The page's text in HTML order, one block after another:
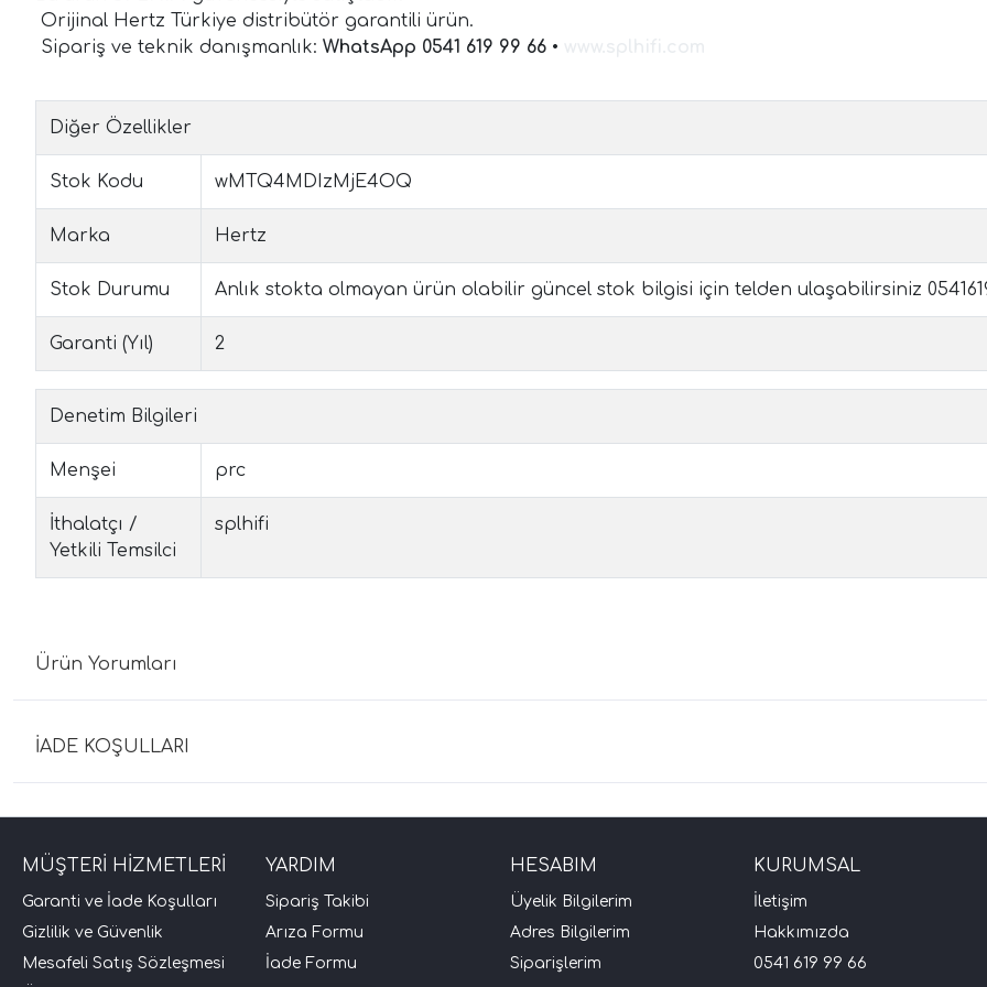
Orijinal Hertz Türkiye distribütör garantili ürün.
Sipariş ve teknik danışmanlık: WhatsApp 0541 619 99 66 •
Diğer Özellikler
Stok Kodu wMTQ4MDIzMjE4OQ
Marka Hertz
Stok Durumu Anlık stokta olmayan ürün olabilir güncel stok bilgisi için telden ulaşabilirsiniz
Garanti (Yıl) 2
Denetim Bilgileri
Menşei prc
İthalatçı /
Yetkili Temsilci
splhifi
Ürün Yorumları
İADE KOŞULLARI
MÜŞTERİ HİZMETLERİ
Garanti ve İade Koşulları
Gizlilik ve Güvenlik
Mesafeli Satış Sözleşmesi
YARDIM
Sipariş Takibi
Arıza Formu
İade Formu
HESABIM
Üyelik Bilgilerim
Adres Bilgilerim
Siparişlerim
KURUMSAL
İletişim
Hakkımızda
0541 619 99 66